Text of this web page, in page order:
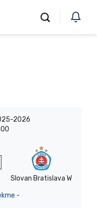
2026
Slovan Bratislava W
-